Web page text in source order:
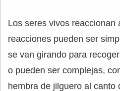
Los seres vivos reaccionan
reacciones pueden ser
se van girando para
o pueden ser complejas,
hembra de jilguero al canto